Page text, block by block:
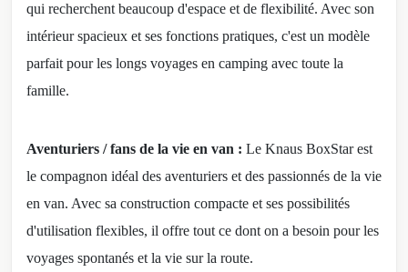
qui recherchent beaucoup d'espace et de flexibilité. Avec son
intérieur spacieux et ses fonctions pratiques, c'est un modèle
parfait pour les longs voyages en camping avec toute la
famille.
Aventuriers / fans de la vie en van : Le Knaus BoxStar est
le compagnon idéal des aventuriers et des passionnés de la vie
en van. Avec sa construction compacte et ses possibilités
d'utilisation flexibles, il offre tout ce dont on a besoin pour les
voyages spontanés et la vie sur la route.